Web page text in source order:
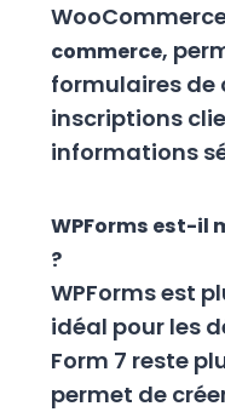
commerce,
formulaires de
inscriptions
informations
WPForms est-il
?
WPForms est
idéal pour les
Form 7 reste
permet de